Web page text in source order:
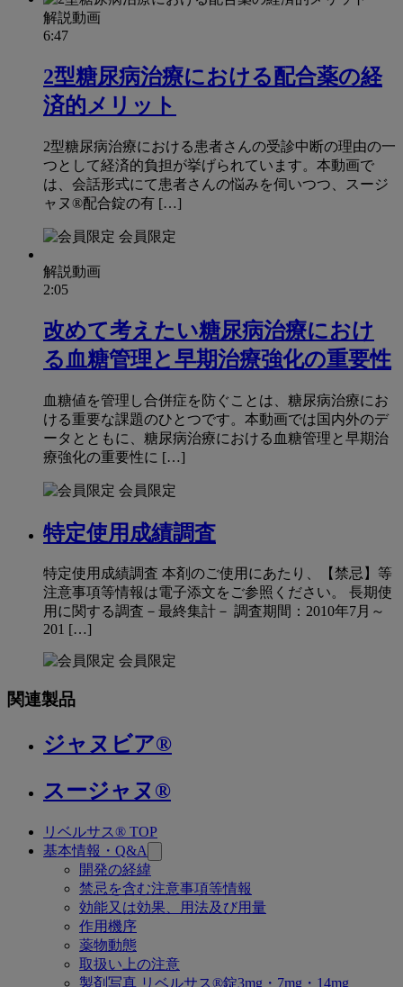
解説動画
6:47
2型糖尿病治療における配合薬の経
済的メリット
2型糖尿病治療における患者さんの受診中断の理由の一
つとして経済的負担が挙げられています。本動画で
は、会話形式にて患者さんの悩みを伺いつつ、スージ
ャヌ®配合錠の有 […]
会員限定
解説動画
2:05
改めて考えたい糖尿病治療におけ
る血糖管理と早期治療強化の重要性
血糖値を管理し合併症を防ぐことは、糖尿病治療にお
ける重要な課題のひとつです。本動画では国内外のデ
ータとともに、糖尿病治療における血糖管理と早期治
療強化の重要性に […]
会員限定
特定使用成績調査
特定使用成績調査 本剤のご使用にあたり、【禁忌】等
注意事項等情報は電子添文をご参照ください。 長期使
用に関する調査－最終集計－ 調査期間：2010年7月～
201 […]
会員限定
関連製品
ジャヌビア®
スージャヌ®
リベルサス® TOP
基本情報・Q&A
開発の経緯
禁忌を含む注意事項等情報
効能又は効果、用法及び用量
作用機序
薬物動態
取扱い上の注意
製剤写真 リベルサス®錠3mg・7mg・14mg